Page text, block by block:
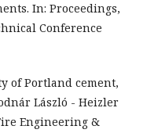
In: Proceedings,
Conference
of Portland cement,
László - Heizler
Engineering &